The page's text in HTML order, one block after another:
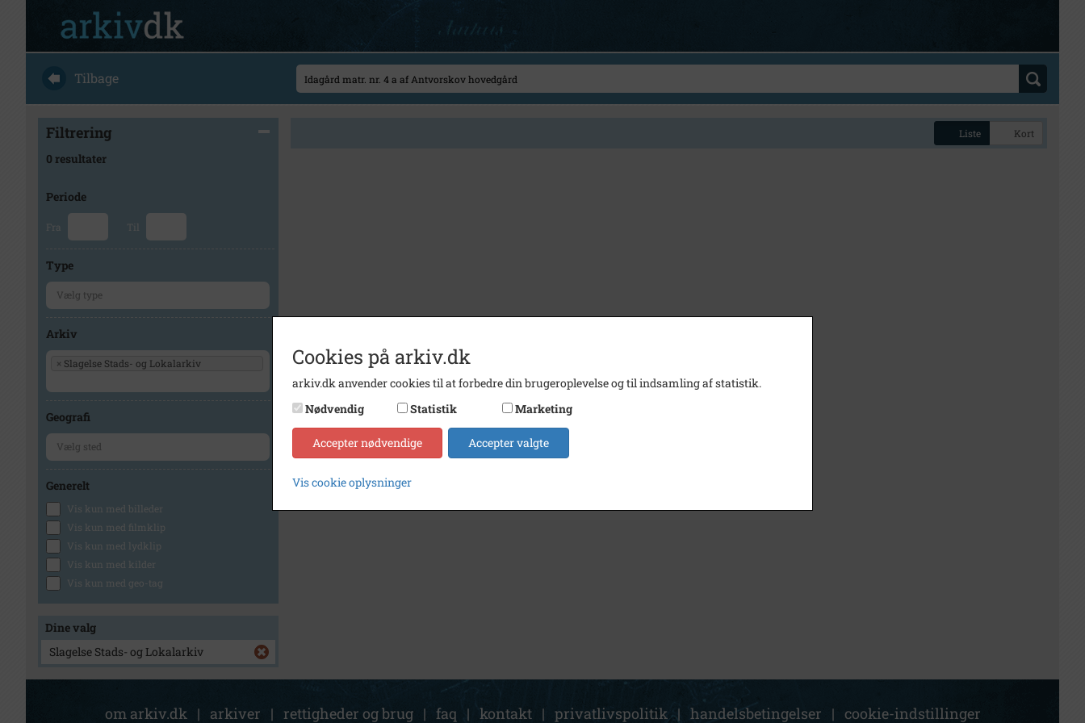
Tilbage
Filtrering
0 resultater
Periode
Fra Til
Type
Arkiv
× Slagelse Stads- og Lokalarkiv
Geografi
Generelt
Vis kun med billeder
Vis kun med filmklip
Vis kun med lydklip
Vis kun med kilder
Vis kun med geo-tag
Dine valg
Slagelse Stads- og Lokalarkiv
Liste Kort
om arkiv.dk | arkiver | rettigheder og brug | faq | kontakt | privatlivspolitik | handelsbetingelser | cookie-indstillinger
Cookies på arkiv.dk
arkiv.dk anvender cookies til at forbedre din brugeroplevelse og til indsamling af statistik.
Nødvendig
Statistik Marketing
Accepter nødvendige Accepter valgte
Vis cookie oplysninger